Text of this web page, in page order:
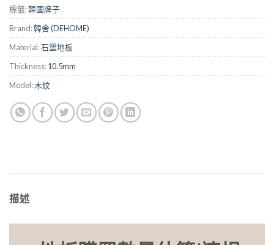
標籤:韓國牌子
Brand:韓舍 (DEHOME)
Material:石塑地板
Thickness:10.5mm
Model:木紋
描述